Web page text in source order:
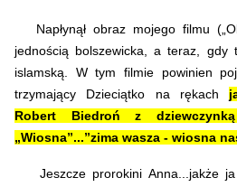
Napłynął obraz mojego filmu
jednością bolszewicka, a teraz, gdy
islamską. W tym filmie powinien
trzymający Dzieciątko na rękach
Robert Biedroń z
„Wiosna”...”zima wasza - wiosna
Jeszcze prorokini Anna...jakże ja